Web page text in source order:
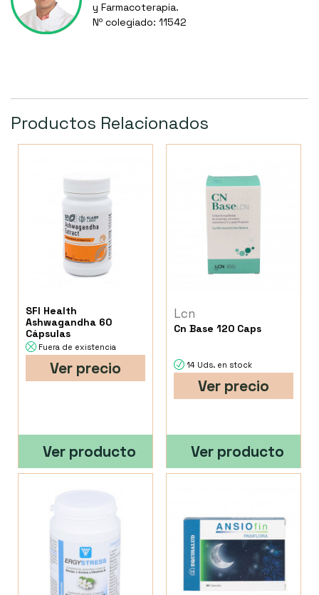
y Farmacoterapia.
Nº colegiado: 11542
Productos Relacionados
SFI Health
Ashwagandha 60
Cápsulas
Fuera de existencia
Ver precio
Ver producto
Lcn
Cn Base 120 Caps
14 Uds. en stock
Ver precio
Ver producto